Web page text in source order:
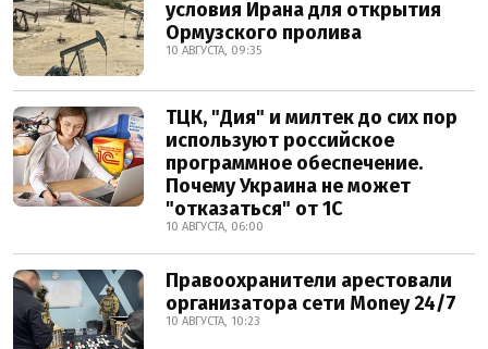
условия Ирана для открытия
Ормузского пролива
10 АВГУСТА, 09:35
ТЦК, "Дия" и милтек до сих пор
используют российское
программное обеспечение.
Почему Украина не может
"отказаться" от 1С
10 АВГУСТА, 06:00
Правоохранители арестовали
организатора сети Money 24/7
10 АВГУСТА, 10:23